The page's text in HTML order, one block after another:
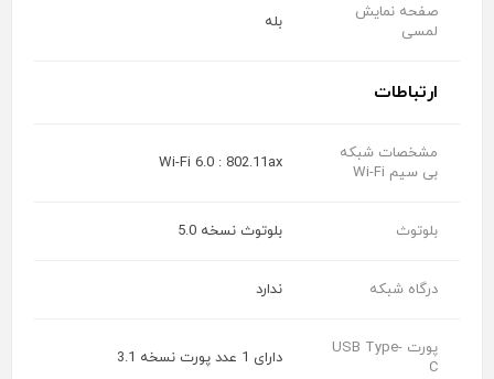
صفحه نمایش
لمسی
بله
ارتباطات
مشخصات شبکه
بی سیم Wi-Fi
Wi-Fi 6.0 : 802.11ax
بلوتوث بلوتوث نسخه 5.0
درگاه شبکه ندارد
پورت USB Type-
C
دارای 1 عدد پورت نسخه 3.1